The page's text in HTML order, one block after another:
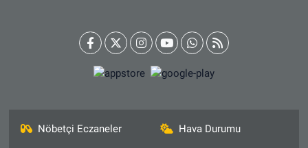
Nöbetçi Eczaneler Hava Durumu